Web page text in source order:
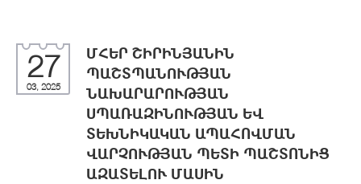
27
03, 2025
ՄՀԵՐ ՇԻՐԻՆՅԱՆԻՆ
ՊԱՇՏՊԱՆՈՒԹՅԱՆ
ՆԱԽԱՐԱՐՈՒԹՅԱՆ
ՍՊԱՌԱԶԻՆՈՒԹՅԱՆ ԵՎ
ՏԵԽՆԻԿԱԿԱՆ ԱՊԱՀՈՎՄԱՆ
ՎԱՐՉՈՒԹՅԱՆ ՊԵՏԻ ՊԱՇՏՈՆԻՑ
ԱԶԱՏԵԼՈՒ ՄԱՍԻՆ